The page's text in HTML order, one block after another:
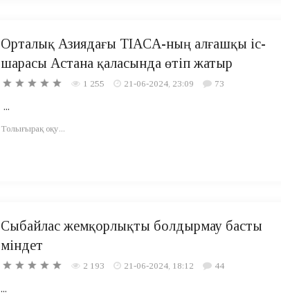
Орталық Азиядағы TIACA-ның алғашқы іс-
шарасы Астана қаласында өтіп жатыр
1 255 21-06-2024, 23:09 73
...
Толығырақ оқу...
Сыбайлас жемқорлықты болдырмау басты
міндет
2 193 21-06-2024, 18:12 44
...